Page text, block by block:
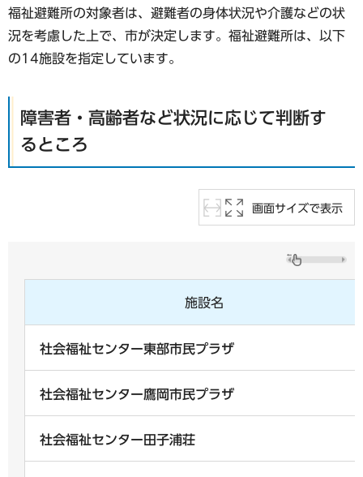
福祉避難所の対象者は、避難者の身体状況や介護などの状
況を考慮した上で、市が決定します。福祉避難所は、以下
の14施設を指定しています。
障害者・高齢者など状況に応じて判断す
るところ
画面サイズで表示
施設名
社会福祉センター東部市民プラザ
社会福祉センター鷹岡市民プラザ
社会福祉センター田子浦荘